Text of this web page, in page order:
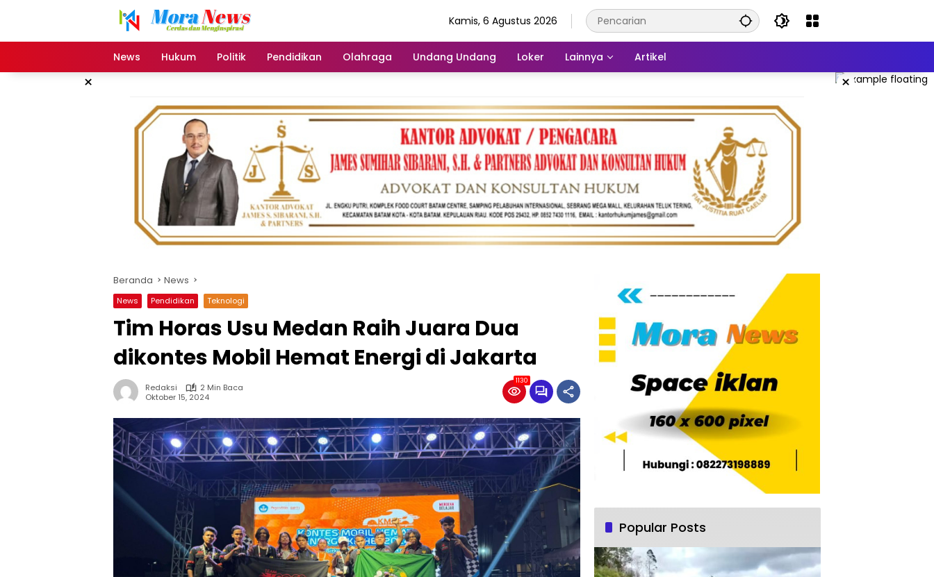
Kamis, 6 Agustus 2026
News Hukum Politik Pendidikan Olahraga Undang Undang Loker Lainnya Artikel
× ×
Beranda News
News Pendidikan Teknologi
Tim Horas Usu Medan Raih Juara Dua
dikontes Mobil Hemat Energi di Jakarta
Redaksi
2 Min Baca
Oktober 15, 2024
1130
Popular Posts